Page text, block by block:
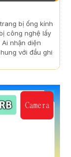
bị ống kính
công nghệ lấy
nhận diện
với đầu ghi